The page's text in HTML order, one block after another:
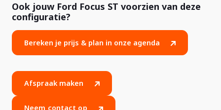
Ook jouw Ford Focus ST voorzien van deze
configuratie?
Bereken je prijs & plan in onze agenda
Afspraak maken
Neem contact op